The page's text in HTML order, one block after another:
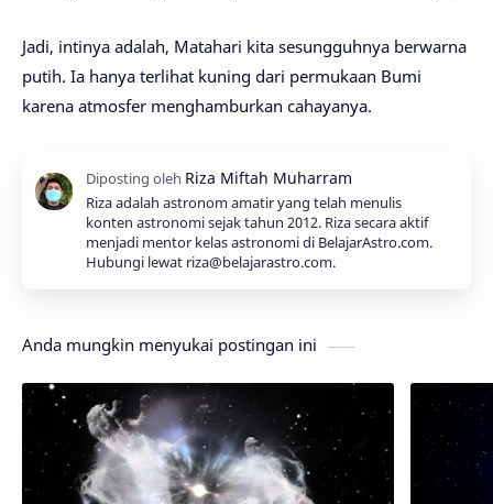
Jadi, intinya adalah, Matahari kita sesungguhnya berwarna
putih. Ia hanya terlihat kuning dari permukaan Bumi
karena atmosfer menghamburkan cahayanya.
Riza adalah astronom amatir yang telah menulis
konten astronomi sejak tahun 2012. Riza secara aktif
menjadi mentor kelas astronomi di BelajarAstro.com.
Hubungi lewat riza@belajarastro.com.
Anda mungkin menyukai postingan ini